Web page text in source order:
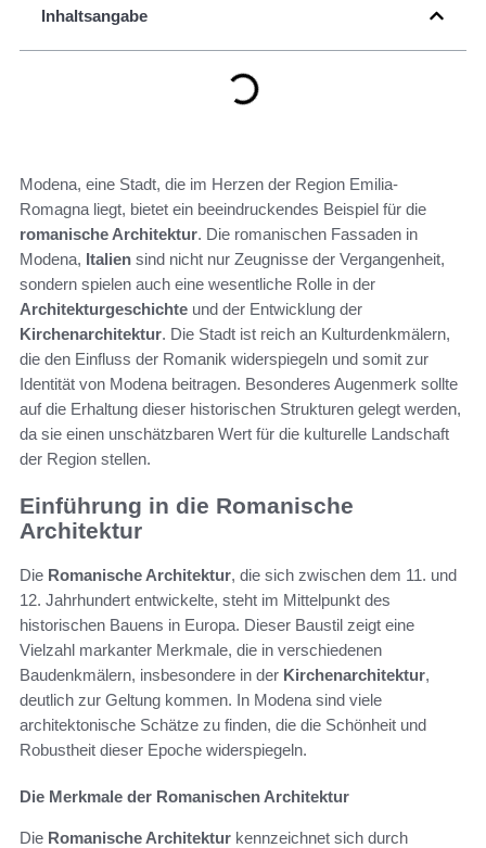
Inhaltsangabe
Modena, eine Stadt, die im Herzen der Region Emilia-
Romagna liegt, bietet ein beeindruckendes Beispiel für die
romanische Architektur. Die romanischen Fassaden in
Modena, Italien sind nicht nur Zeugnisse der Vergangenheit,
sondern spielen auch eine wesentliche Rolle in der
Architekturgeschichte und der Entwicklung der
Kirchenarchitektur. Die Stadt ist reich an Kulturdenkmälern,
die den Einfluss der Romanik widerspiegeln und somit zur
Identität von Modena beitragen. Besonderes Augenmerk sollte
auf die Erhaltung dieser historischen Strukturen gelegt werden,
da sie einen unschätzbaren Wert für die kulturelle Landschaft
der Region stellen.
Einführung in die Romanische
Architektur
Die Romanische Architektur, die sich zwischen dem 11. und
12. Jahrhundert entwickelte, steht im Mittelpunkt des
historischen Bauens in Europa. Dieser Baustil zeigt eine
Vielzahl markanter Merkmale, die in verschiedenen
Baudenkmälern, insbesondere in der Kirchenarchitektur,
deutlich zur Geltung kommen. In Modena sind viele
architektonische Schätze zu finden, die die Schönheit und
Robustheit dieser Epoche widerspiegeln.
Die Merkmale der Romanischen Architektur
Die Romanische Architektur kennzeichnet sich durch